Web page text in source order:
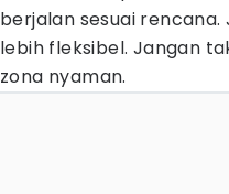
berjalan sesuai
lebih fleksibel. Jangan
zona nyaman.